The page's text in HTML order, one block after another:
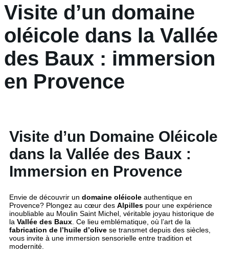
Visite d’un domaine
oléicole dans la Vallée
des Baux : immersion
en Provence
Visite d’un Domaine Oléicole
dans la Vallée des Baux :
Immersion en Provence
Envie de découvrir un domaine oléicole authentique en
Provence? Plongez au cœur des Alpilles pour une expérience
inoubliable au Moulin Saint Michel, véritable joyau historique de
la Vallée des Baux . Ce lieu emblématique, où l’art de la
fabrication de l’huile d’olive se transmet depuis des siècles,
vous invite à une immersion sensorielle entre tradition et
modernité.